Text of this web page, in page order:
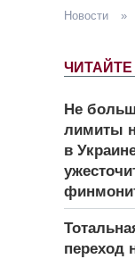
Новости »
Не
лимиты
в
переход